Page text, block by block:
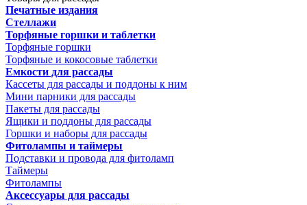
Печатные издания
Стеллажи
Торфяные горшки и таблетки
Торфяные горшки
Торфяные и кокосовые таблетки
Емкости для рассады
Кассеты для рассады и поддоны к ним
Мини парники для рассады
Пакеты для рассады
Ящики и поддоны для рассады
Горшки и наборы для рассады
Фитолампы и таймеры
Подставки и провода для фитоламп
Таймеры
Фитолампы
Аксессуары для рассады